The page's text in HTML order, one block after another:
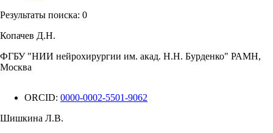
Результаты поиска: 0
Копачев Д.Н.
ФГБУ "НИИ нейрохирургии им. акад. Н.Н. Бурденко" РАМН,
Москва
ORCID: 0000-0002-5501-9062
Шишкина Л.В.